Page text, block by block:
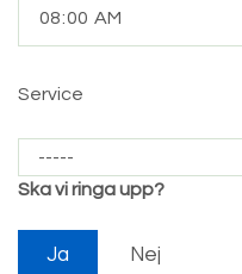
Service
Ska vi ringa upp?
Ja Nej